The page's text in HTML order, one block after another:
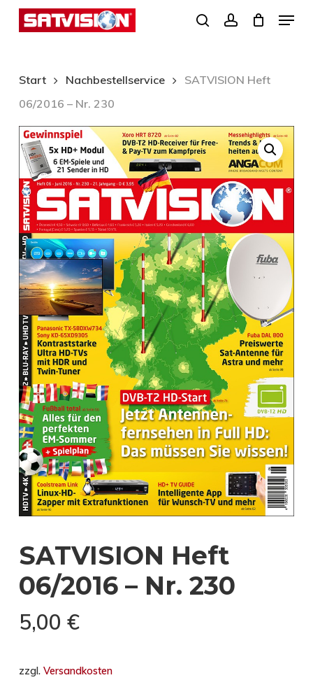
Skip
content
search
Menu
Start Nachbestellservice
SATVISION Heft
06/2016 – Nr. 230
SATVISION Heft
06/2016 – Nr. 230
5,00 €
zzgl. Versandkosten